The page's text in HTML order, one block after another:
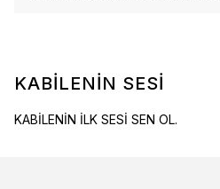
KABİLENİN SESİ
KABİLENİN İLK SESİ SEN OL.